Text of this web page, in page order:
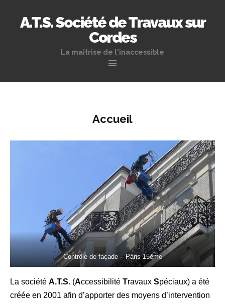
A.T.S. Société de Travaux sur
Cordes
La maîtrise de l'inaccessible
Accueil
Contrôle de façade – Paris 15ème
La société A.T.S. (Accessibilité Travaux Spéciaux) a été
créée en 2001 afin d’apporter des moyens d’intervention